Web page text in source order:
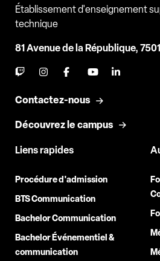
Établissement d'enseignement
technique
81 Avenue de la République,
Contactez-nous
Découvrez le campus
Liens rapides
Procédure d'admission
BTS Communication
Bachelor Communication
Bachelor Événementiel &
communication